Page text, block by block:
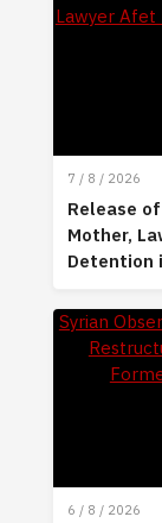
7 / 8 / 2026
Release
Mother,
Detention
6 / 8 / 2026